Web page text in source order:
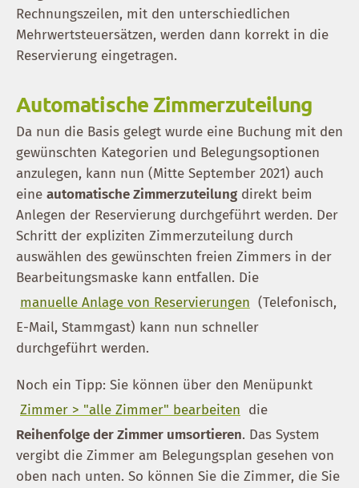
Rechnungszeilen, mit den unterschiedlichen
Mehrwertsteuersätzen, werden dann korrekt in die
Reservierung eingetragen.
Automatische Zimmerzuteilung
Da nun die Basis gelegt wurde eine Buchung mit den
gewünschten Kategorien und Belegungsoptionen
anzulegen, kann nun (Mitte September 2021) auch
eine automatische Zimmerzuteilung direkt beim
Anlegen der Reservierung durchgeführt werden. Der
Schritt der expliziten Zimmerzuteilung durch
auswählen des gewünschten freien Zimmers in der
Bearbeitungsmaske kann entfallen. Die
manuelle Anlage von Reservierungen (Telefonisch,
E-Mail, Stammgast) kann nun schneller
durchgeführt werden.
Noch ein Tipp: Sie können über den Menüpunkt
Zimmer > "alle Zimmer" bearbeiten die
Reihenfolge der Zimmer umsortieren. Das System
vergibt die Zimmer am Belegungsplan gesehen von
oben nach unten. So können Sie die Zimmer, die Sie